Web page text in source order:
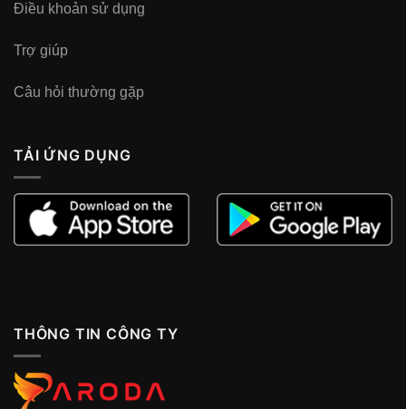
Điều khoản sử dụng
Trợ giúp
Câu hỏi thường gặp
TẢI ỨNG DỤNG
THÔNG TIN CÔNG TY